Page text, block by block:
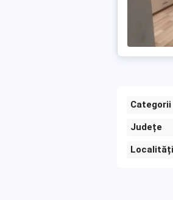
Categorii
Județe
Localități